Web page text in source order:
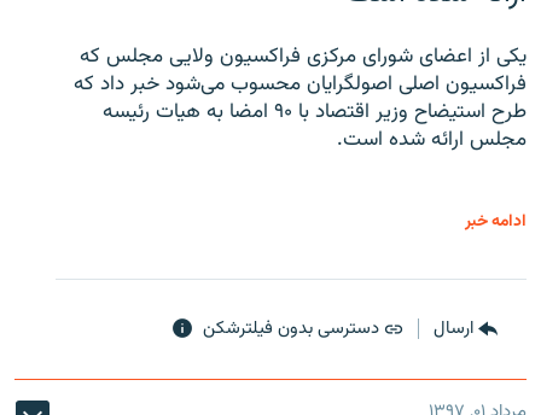
یکی از اعضای شورای مرکزی فراکسیون ولایی مجلس که
فراکسیون اصلی اصولگرایان محسوب می‌شود خبر داد که
طرح استیضاح وزیر اقتصاد با ۹۰ امضا به هیات رئیسه
مجلس ارائه شده است.
ادامه خبر
ارسال دسترسی بدون فیلترشکن